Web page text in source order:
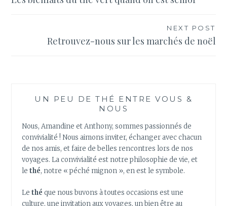
de
NEXT POST
Retrouvez-nous sur les marchés de noël
UN PEU DE THÉ ENTRE VOUS &
NOUS
Nous, Amandine et Anthony, sommes passionnés de
convivialité ! Nous aimons inviter, échanger avec chacun
de nos amis, et faire de belles rencontres lors de nos
voyages. La convivialité est notre philosophie de vie, et
lethé, notre « péché mignon », en est le symbole.
Lethé que nous buvons à toutes occasions est une
culture, une invitation aux voyages, un bien être au